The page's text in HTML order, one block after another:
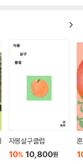
자몽살구클럽
10% 10,800원